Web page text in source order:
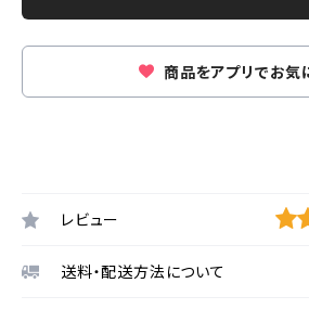
商品をアプリでお気
レビュー
送料・配送方法について